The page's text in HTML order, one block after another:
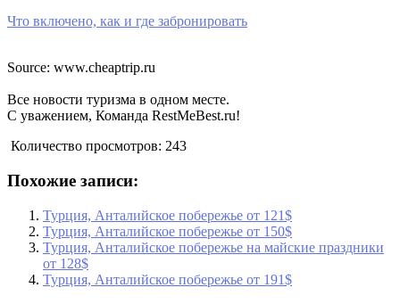
Что включено, как и где забронировать
Source: www.cheaptrip.ru
Все новости туризма в одном месте.
С уважением, Команда RestMeBest.ru!
Количество просмотров: 243
Похожие записи:
Турция, Анталийское побережье от 121$
Турция, Анталийское побережье от 150$
Турция, Анталийское побережье на майские праздники
от 128$
Турция, Анталийское побережье от 191$